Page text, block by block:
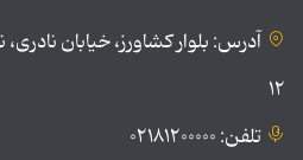
آدرس: بلوار کشاورز، خیابان
۱۲
تلفن: ۰۲۱۸۱۲۰۰۰۰۰